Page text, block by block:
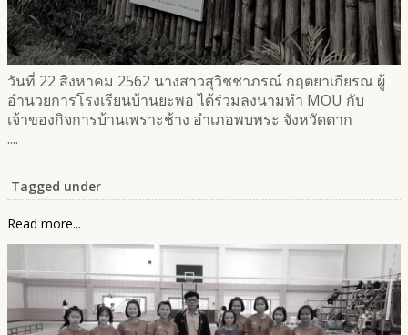
วันที่ 22 สิงหาคม 2562 นางสาวสุวิชชาภรณ์ กฤตยาเกียรณ ผู้
อำนวยการโรงเรียนบ้านยะพอ ได้ร่วมลงนามทำ MOU กับ
เจ้าของกิจการบ้านเพราะช้าง อำเภอพบพระ จังหวัดตาก
....
Tagged under
Read more...